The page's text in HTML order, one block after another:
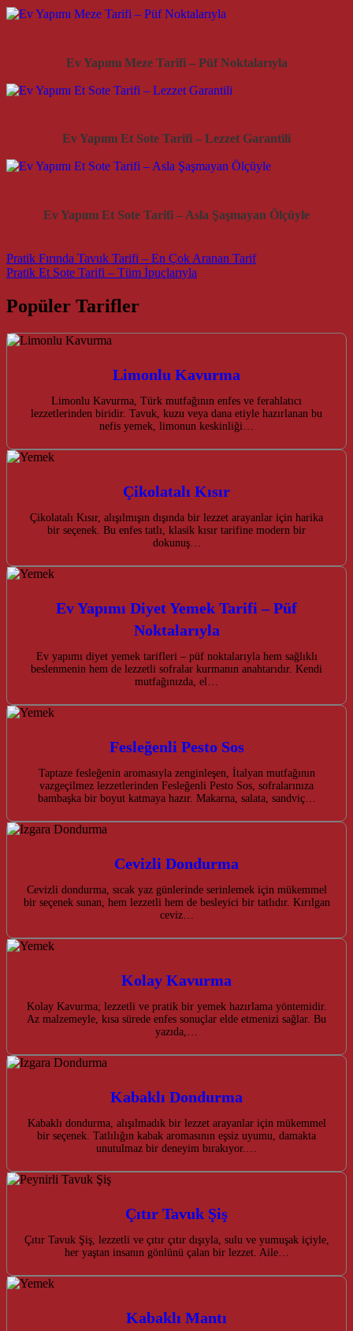
Ev Yapımı Meze Tarifi – Püf Noktalarıyla
Ev Yapımı Et Sote Tarifi – Lezzet Garantili
Ev Yapımı Et Sote Tarifi – Asla Şaşmayan Ölçüyle
Post navigation
Pratik Fırında Tavuk Tarifi – En Çok Aranan Tarif
Pratik Et Sote Tarifi – Tüm İpuçlarıyla
Popüler Tarifler
Limonlu Kavurma
Limonlu Kavurma, Türk mutfağının enfes ve ferahlatıcı
lezzetlerinden biridir. Tavuk, kuzu veya dana etiyle hazırlanan bu
nefis yemek, limonun keskinliği…
Çikolatalı Kısır
Çikolatalı Kısır, alışılmışın dışında bir lezzet arayanlar için harika
bir seçenek. Bu enfes tatlı, klasik kısır tarifine modern bir
dokunuş…
Ev Yapımı Diyet Yemek Tarifi – Püf
Noktalarıyla
Ev yapımı diyet yemek tarifleri – püf noktalarıyla hem sağlıklı
beslenmenin hem de lezzetli sofralar kurmanın anahtarıdır. Kendi
mutfağınızda, el…
Fesleğenli Pesto Sos
Taptaze fesleğenin aromasıyla zenginleşen, İtalyan mutfağının
vazgeçilmez lezzetlerinden Fesleğenli Pesto Sos, sofralarınıza
bambaşka bir boyut katmaya hazır. Makarna, salata, sandviç…
Cevizli Dondurma
Cevizli dondurma, sıcak yaz günlerinde serinlemek için mükemmel
bir seçenek sunan, hem lezzetli hem de besleyici bir tatlıdır. Kırılgan
ceviz…
Kolay Kavurma
Kolay Kavurma; lezzetli ve pratik bir yemek hazırlama yöntemidir.
Az malzemeyle, kısa sürede enfes sonuçlar elde etmenizi sağlar. Bu
yazıda,…
Kabaklı Dondurma
Kabaklı dondurma, alışılmadık bir lezzet arayanlar için mükemmel
bir seçenek. Tatlılığın kabak aromasının eşsiz uyumu, damakta
unutulmaz bir deneyim bırakıyor.…
Çıtır Tavuk Şiş
Çıtır Tavuk Şiş, lezzetli ve çıtır çıtır dışıyla, sulu ve yumuşak içiyle,
her yaştan insanın gönlünü çalan bir lezzet. Aile…
Kabaklı Mantı